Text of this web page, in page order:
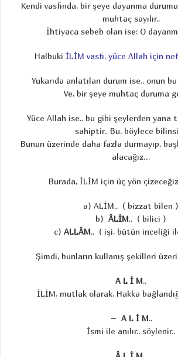
Kendi vasfında, bir şeye dayanma
muhtaç sayılır..
İhtiyaca sebeb olan ise: O
HalbukiİLİM vasfı, yüce Allah için
Yukarıda anlatılan durum ise.. onun bu
Ve, bir şeye muhtaç duruma
Yüce Allah ise.. bu gibi şeylerden yana
sahiptir.. Bu, böylece
Bunun üzerinde daha fazla durmayıp,
alacağız…
Burada, İLİM için üç yön
a) ALİM.. ( bizzat bilen )
b)ÂLİM.. ( bilici )
c) ALLÂM.. ( işi, bütün inceliği
Şimdi, bunların kullanış şekilleri
A L İ M..
İLİM, mutlak olarak, Hakka
– A L İ M..
İsmi ile anılır.. söylenir..